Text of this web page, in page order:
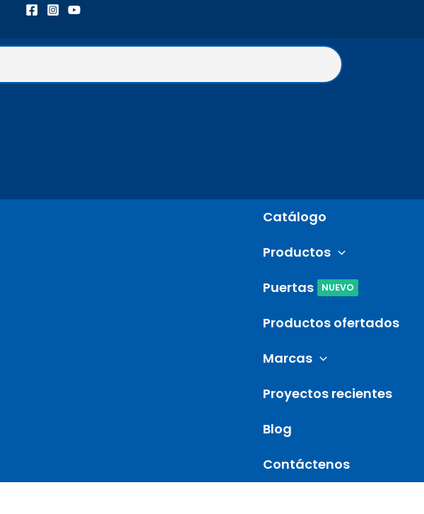
Catálogo
Productos
Puertas
NUEVO
Productos ofertados
Marcas
Proyectos recientes
Blog
Contáctenos